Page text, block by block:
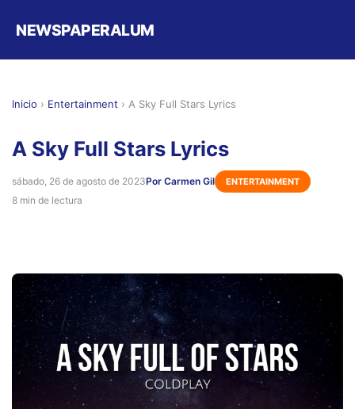
NEWSPAPERALUM
Inicio › Entertainment › A Sky Full Stars Lyrics
A Sky Full Stars Lyrics
sábado, 26 de agosto de 2023Por Carmen Gil ENTERTAINMENT
8 min de lectura